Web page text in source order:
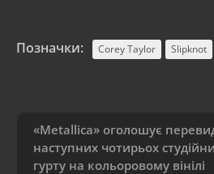
Позначки: Corey Taylor Slipknot
«Metallica» оголошує
наступних чотирьох
гурту на кольоровому вінілі